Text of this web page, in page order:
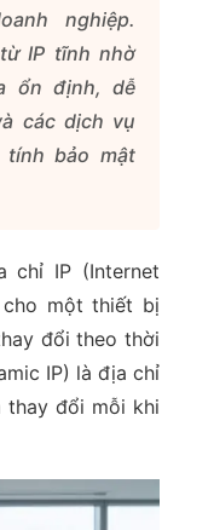
nghiệp.
IP tĩnh nhờ
ổn định, dễ
các dịch vụ
tính bảo mật
chỉ IP (Internet
một thiết bị
đổi theo thời
IP) là địa chỉ
thay đổi mỗi khi